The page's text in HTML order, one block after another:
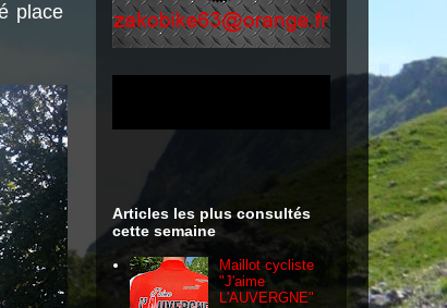
place
Articles les plus consultés
cette semaine
Maillot cycliste
"J'aime
L'AUVERGNE"